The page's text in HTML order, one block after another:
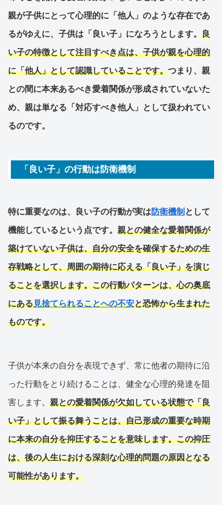
親が子供にとって心理的に「他人」のような存在であ
るがゆえに、子供は「良い子」になろうとします。 良
い子の特徴として注目すべき点は、子供が親を心理的
に「他人」として認識していることです。つまり、親
との間に本来あるべき愛着関係が形成されていないた
め、親は単なる「対応すべき他人」として扱われてい
るのです。
「良い子」の行動は防衛機制
特に重要なのは、良い子の行動が実は防衛機制 として
機能しているという点です。 親との健全な愛着関係が
築けていない子供は、自分の安全を確保するための生
存戦略として、周囲の期待に応える「良い子」を演じ
ることを選択します。この行動パターンは、心の奥底
にある見捨てられることへの不安と恐怖から生まれた
ものです。
子供が本来の自分を表現できず、常に他者の期待に沿
った行動をとり続けることは、健全な心理的発達を阻
害します。 親との愛着関係が欠如している状態で「良
い子」として振る舞うことは、自己形成の重要な時期
に本来の自分を抑圧することを意味します。この抑圧
は、後の人生における深刻な心理的問題の原因となる
可能性があります。